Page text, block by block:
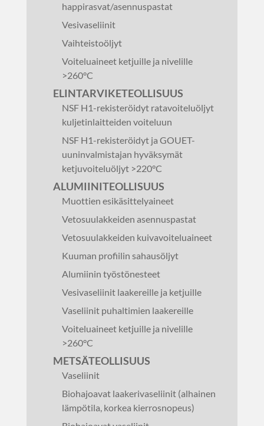
happirasvat/asennuspastat
Vesivaseliinit
Vaihteistoöljyt
Voiteluaineet ketjuille ja nivelille
>260°C
ELINTARVIKETEOLLISUUS
NSF H1-rekisteröidyt ratavoiteluöljyt
kuljetinlaitteiden voiteluun
NSF H1-rekisteröidyt ja GOUET-
uuninvalmistajan hyväksymät
ketjuvoiteluöljyt >220°C
ALUMIINITEOLLISUUS
Muottien esikäsittelyaineet
Vetosuulakkeiden asennuspastat
Vetosuulakkeiden kuivavoiteluaineet
Kuuman profiilin sahausöljyt
Alumiinin työstönesteet
Vesivaseliinit laakereille ja ketjuille
Vaseliinit puhaltimien laakereille
Voiteluaineet ketjuille ja nivelille
>260°C
METSÄTEOLLISUUS
Vaseliinit
Biohajoavat laakerivaseliinit (alhainen
lämpötila, korkea kierrosnopeus)